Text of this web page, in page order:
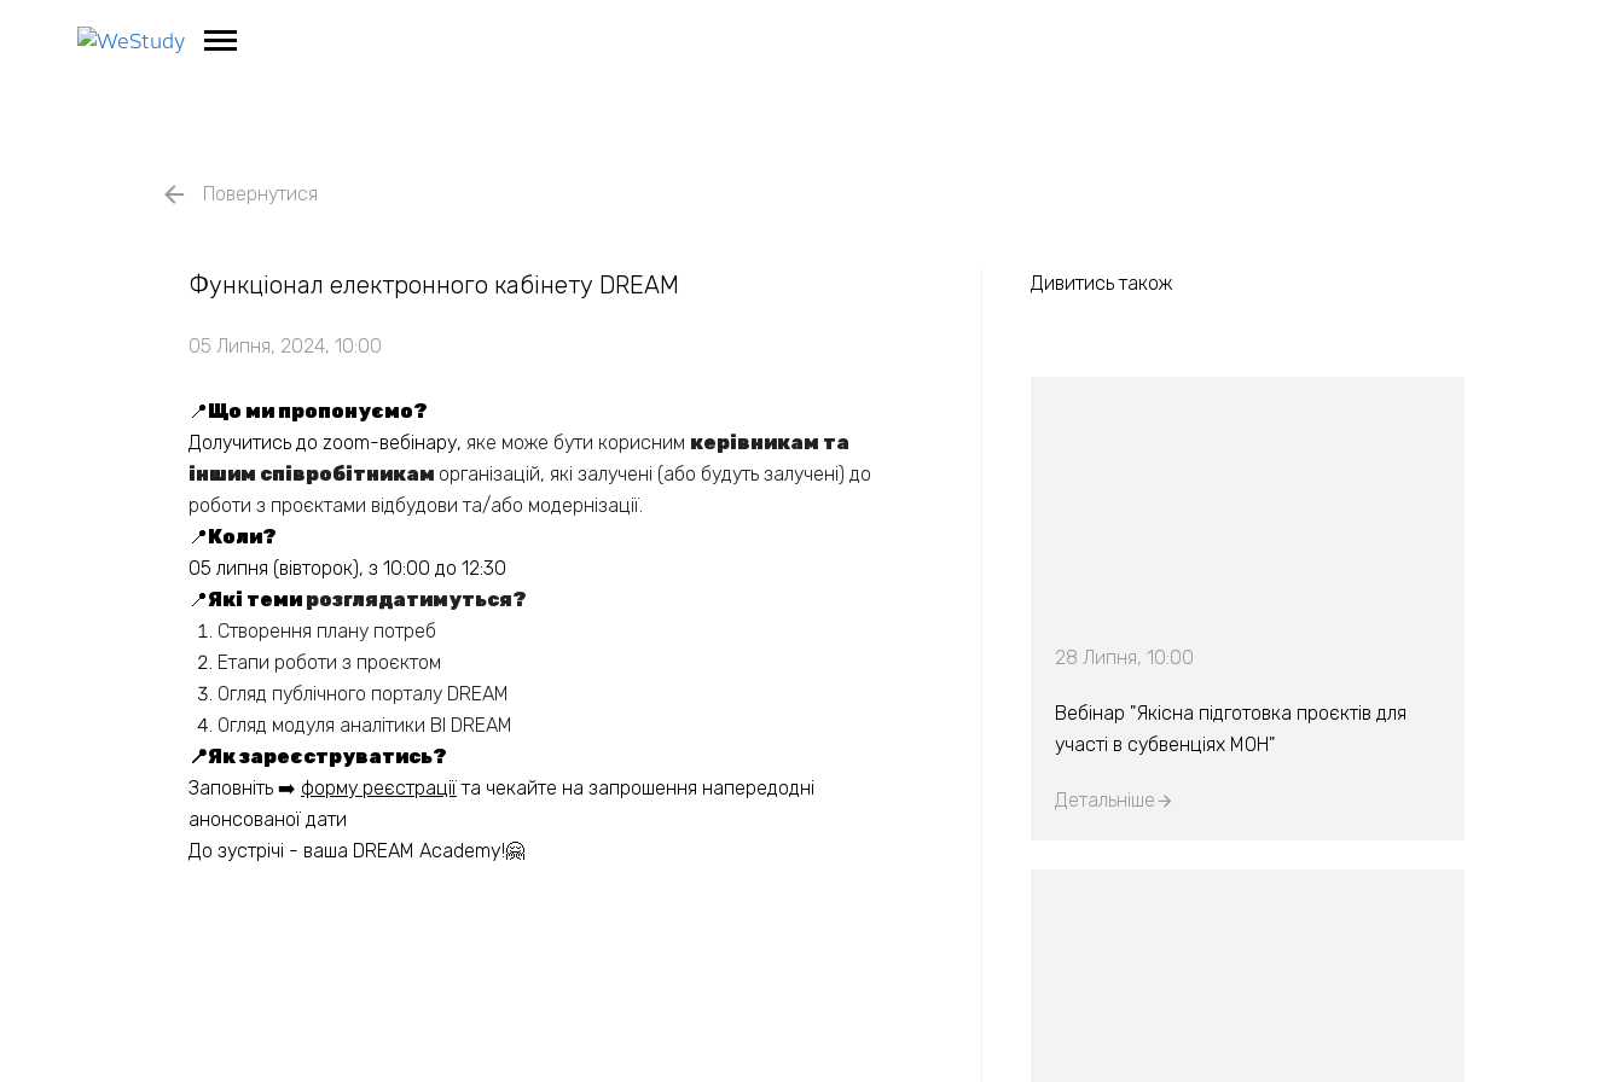
Повернутися
Функціонал електронного кабінету DREAM
05 Липня, 2024, 10:00
📍Що ми пропонуємо?
Долучитись до zoom-вебінару, яке може бути корисним керівникам та
іншим співробітникам організацій, які залучені (або будуть залучені) до
роботи з проєктами відбудови та/або модернізації.
📍Коли?
05 липня (вівторок), з 10:00 до 12:30
📍Які теми розглядатимуться?
Створення плану потреб
Етапи роботи з проєктом
Огляд публічного порталу DREAM
Огляд модуля аналітики ВІ DREAM
📍Як зареєструватись?
Заповніть ➡️ форму реєстраціїта чекайте на запрошення напередодні
анонсованої дати
До зустрічі - ваша DREAM Academy!🤗
Дивитись також
28 Липня, 10:00
Вебінар "Якісна підготовка проєктів для
участі в субвенціях МОН"
Детальніше